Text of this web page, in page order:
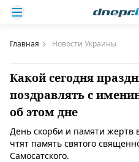
Главная Новости Украины
Какой сегодня
поздравлять с
об этом дне
День скорби и памяти
чтят память святого
Самосатского.